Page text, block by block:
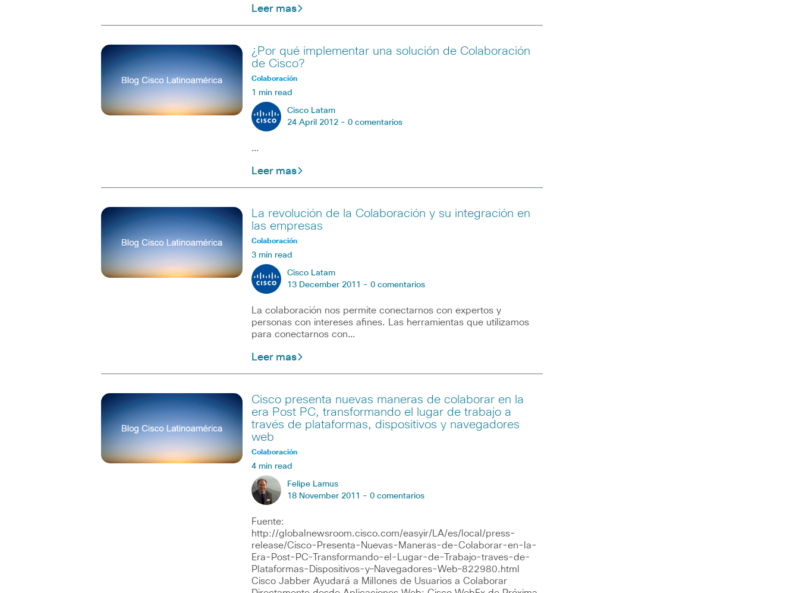
Leer mas
¿Por qué implementar una solución de Colaboración
de Cisco?
Colaboración
1 min read
Cisco Latam
24 April 2012 - 0 comentarios
…
Leer mas
La revolución de la Colaboración y su integración en
las empresas
Colaboración
3 min read
Cisco Latam
13 December 2011 - 0 comentarios
La colaboración nos permite conectarnos con expertos y
personas con intereses afines. Las herramientas que utilizamos
para conectarnos con…
Leer mas
Cisco presenta nuevas maneras de colaborar en la
era Post PC, transformando el lugar de trabajo a
través de plataformas, dispositivos y navegadores
web
Colaboración
4 min read
Felipe Lamus
18 November 2011 - 0 comentarios
Fuente:
http://globalnewsroom.cisco.com/easyir/LA/es/local/press-
release/Cisco-Presenta-Nuevas-Maneras-de-Colaborar-en-la-
Era-Post-PC-Transformando-el-Lugar-de-Trabajo-traves-de-
Plataformas-Dispositivos-y–Navegadores-Web–822980.html
Cisco Jabber Ayudará a Millones de Usuarios a Colaborar